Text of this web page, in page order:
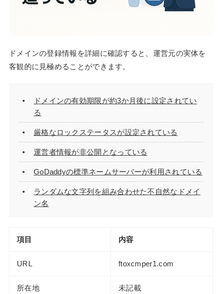
ドメインの登録情報を詳細に確認すると、運営元の実体を
客観的に見極めることができます。
ドメインの有効期限が約3か月後に設定されてい
る
厳格なロックステータスが設定されている
運営者情報が非公開となっている
GoDaddyの標準ネームサーバーが利用されている
ランダムな文字列を組み合わせた不自然なドメイ
ン名
項目 内容
URL ftoxcmper1.com
所在地 未記載